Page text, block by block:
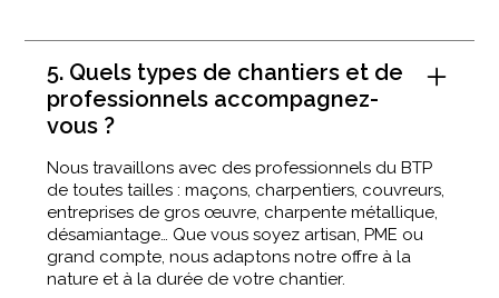
5. Quels types de chantiers et de
professionnels accompagnez-
vous ?
Nous travaillons avec des professionnels du BTP
de toutes tailles : maçons, charpentiers, couvreurs,
entreprises de gros œuvre, charpente métallique,
désamiantage… Que vous soyez artisan, PME ou
grand compte, nous adaptons notre offre à la
nature et à la durée de votre chantier.